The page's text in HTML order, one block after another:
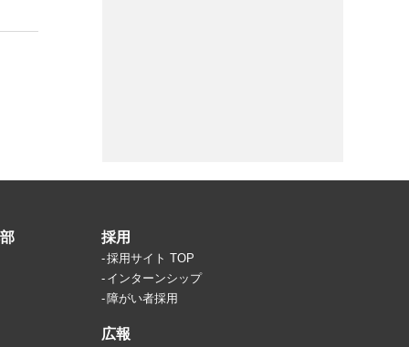
採用
採用サイト TOP
インターンシップ
障がい者採用
広報